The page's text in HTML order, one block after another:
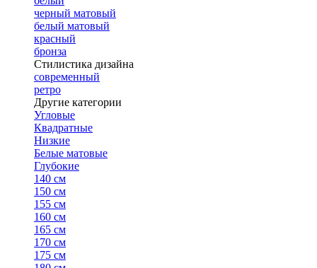
черный матовый
белый матовый
красный
бронза
Стилистика дизайна
современный
ретро
Другие категории
Угловые
Квадратные
Низкие
Белые матовые
Глубокие
140 см
150 см
155 см
160 см
165 см
170 см
175 см